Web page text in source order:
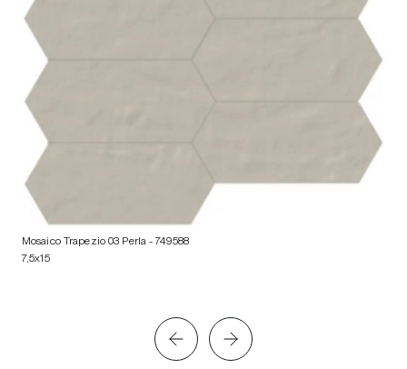
Mosaico Trapezio 03 Perla - 749588
7,5x15